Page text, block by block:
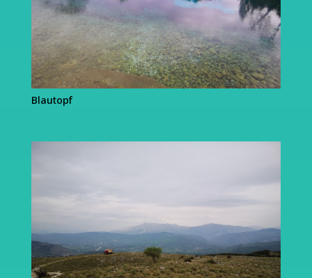
Blautopf